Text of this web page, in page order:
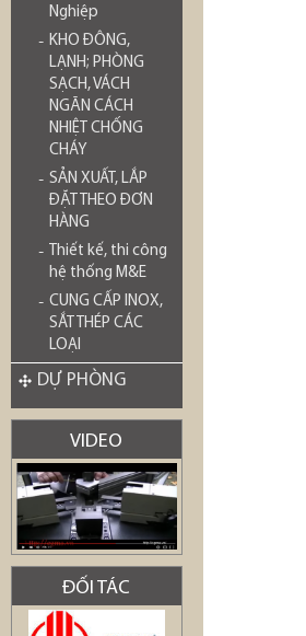
Nghiệp
KHO ĐÔNG,
LẠNH; PHÒNG
SẠCH, VÁCH
NGĂN CÁCH
NHIỆT CHỐNG
CHÁY
SẢN XUẤT, LẮP
ĐẶT THEO ĐƠN
HÀNG
Thiết kế, thi công
hệ thống M&E
CUNG CẤP INOX,
SẮT THÉP CÁC
LOẠI
DỰ PHÒNG
VIDEO
ĐỐI TÁC